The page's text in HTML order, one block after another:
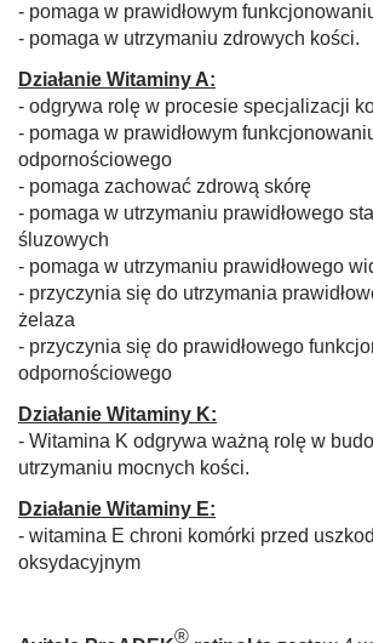
- pomaga w prawidłowym
- pomaga w utrzymaniu zdrowych kości.
Działanie Witaminy A:
- odgrywa rolę w procesie specjalizacji
- pomaga w prawidłowym
odpornościowego
- pomaga zachować zdrową skórę
- pomaga w utrzymaniu prawidłowego
śluzowych
- pomaga w utrzymaniu prawidłowego
- przyczynia się do utrzymania
żelaza
- przyczynia się do prawidłowego
odpornościowego
Działanie Witaminy K:
- Witamina K odgrywa ważną rolę w
utrzymaniu mocnych kości.
Działanie Witaminy E:
- witamina E chroni komórki przed
oksydacyjnym
®